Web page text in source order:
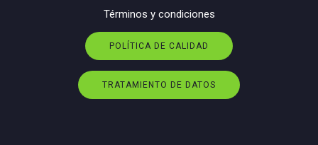
Términos y condiciones
POLÍTICA DE CALIDAD
TRATAMIENTO DE DATOS